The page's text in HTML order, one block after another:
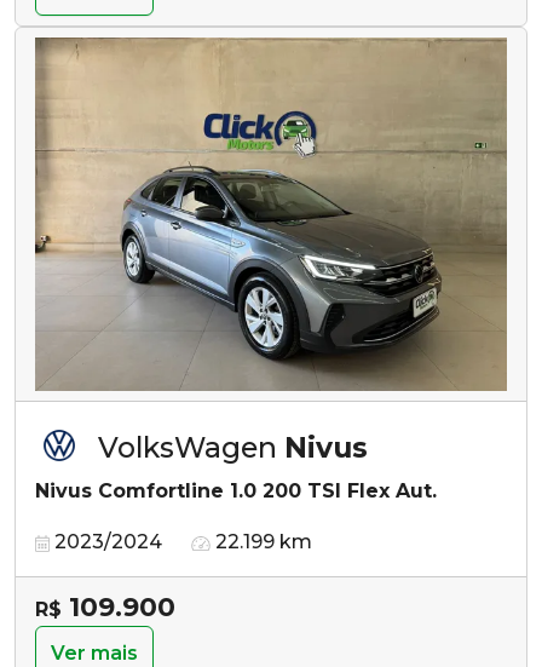
VolksWagen Nivus
Nivus Comfortline 1.0 200 TSI Flex Aut.
2023/2024 22.199 km
R$ 109.900
Ver mais